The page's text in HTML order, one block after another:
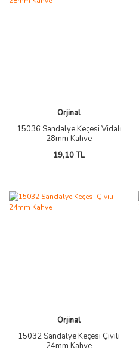
Orjinal
15036 Sandalye Keçesi Vidalı
28mm Kahve
19,10 TL
Orjinal
15032 Sandalye Keçesi Çivili
24mm Kahve